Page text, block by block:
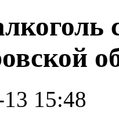
15:48